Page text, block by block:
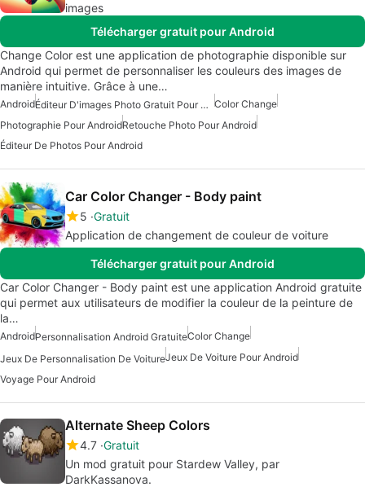
images
Télécharger gratuit pour Android
Change Color est une application de photographie disponible sur
Android qui permet de personnaliser les couleurs des images de
manière intuitive. Grâce à une…
Android Éditeur D'images Photo Gratuit Pour Android Color Change
Photographie Pour AndroidRetouche Photo Pour Android
Éditeur De Photos Pour Android
Car Color Changer - Body paint
5 Gratuit
Application de changement de couleur de voiture
Télécharger gratuit pour Android
Car Color Changer - Body paint est une application Android gratuite
qui permet aux utilisateurs de modifier la couleur de la peinture de
la…
AndroidPersonnalisation Android GratuiteColor Change
Jeux De Personnalisation De VoitureJeux De Voiture Pour Android
Voyage Pour Android
Alternate Sheep Colors
4.7 Gratuit
Un mod gratuit pour Stardew Valley, par
DarkKassanova.